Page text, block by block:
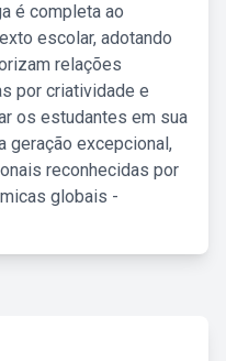
é completa ao
escolar, adotando
relações
por criatividade e
os estudantes em sua
geração excepcional,
reconhecidas por
globais -